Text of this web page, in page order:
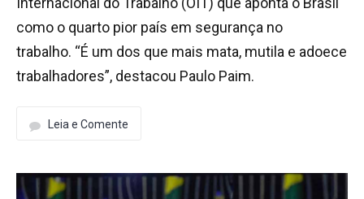
como o quarto pior país em segurança no
trabalho. “É um dos que mais mata, mutila e adoece
trabalhadores”, destacou Paulo Paim.
Leia e Comente